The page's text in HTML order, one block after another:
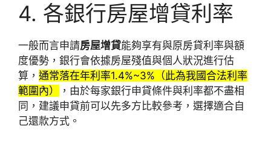
4. 各銀行房屋增貸利率
一般而言申請房屋增貸能夠享有與原房貸利率與額
度優勢，銀行會依據房屋殘值與個人狀況進行估
算， 通常落在年利率1.4%~3%（此為我國合法利率
範圍內）
，由於每家銀行申貸條件與利率都不盡相
同，建議申貸前可以先多方比較參考，選擇適合自
己還款方式。